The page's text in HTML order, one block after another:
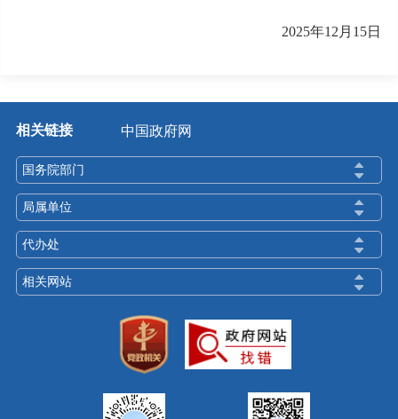
2025年12月15日
相关链接 中国政府网
国务院部门
局属单位
代办处
相关网站